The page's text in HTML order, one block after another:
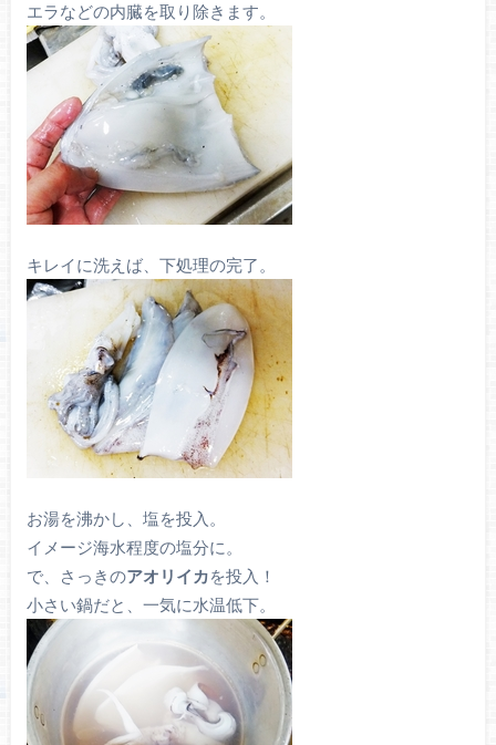
エラなどの内臓を取り除きます。
キレイに洗えば、下処理の完了。
お湯を沸かし、塩を投入。
イメージ海水程度の塩分に。
で、さっきのアオリイカを投入！
小さい鍋だと、一気に水温低下。